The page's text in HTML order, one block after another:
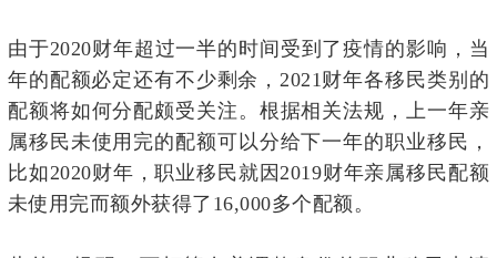
由于2020财年超过一半的时间受到了疫情的影响，当
年的配额必定还有不少剩余，2021财年各移民类别的
配额将如何分配颇受关注。根据相关法规，上一年亲
属移民未使用完的配额可以分给下一年的职业移民，
比如2020财年，职业移民就因2019财年亲属移民配额
未使用完而额外获得了16,000多个配额。